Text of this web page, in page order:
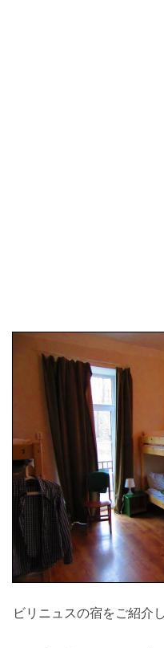
ビリニュスの宿をご紹介